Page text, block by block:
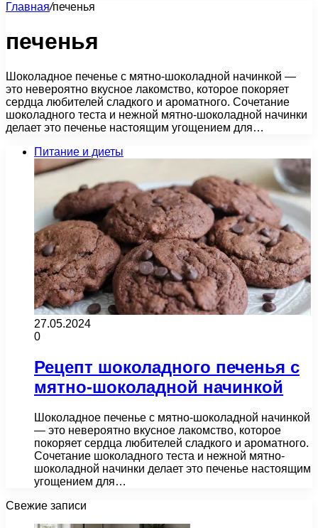
Главная/печенья
печенья
Шоколадное печенье с мятно-шоколадной начинкой —
это невероятно вкусное лакомство, которое покоряет
сердца любителей сладкого и ароматного. Сочетание
шоколадного теста и нежной мятно-шоколадной начинки
делает это печенье настоящим угощением для…
Питание и диеты
27.05.2024
0
Рецепт шоколадного печенья с
мятно-шоколадной начинкой
Шоколадное печенье с мятно-шоколадной начинкой
— это невероятно вкусное лакомство, которое
покоряет сердца любителей сладкого и ароматного.
Сочетание шоколадного теста и нежной мятно-
шоколадной начинки делает это печенье настоящим
угощением для…
Свежие записи